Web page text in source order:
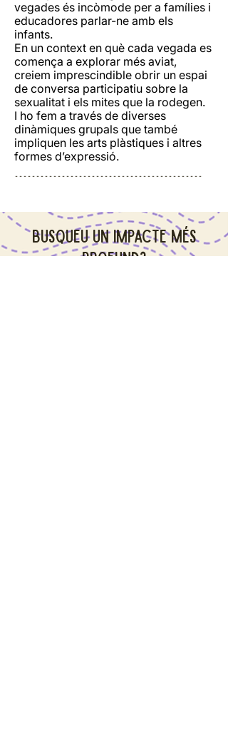
vegades és incòmode per a famílies i
educadores parlar-ne amb els
infants.
En un context en què cada vegada es
comença a explorar més aviat,
creiem imprescindible obrir un espai
de conversa participatiu sobre la
sexualitat i els mites que la rodegen.
I ho fem a través de diverses
dinàmiques grupals que també
impliquen les arts plàstiques i altres
formes d’expressió.
--------------------------------------------
Busqueu un impacte més
profund?